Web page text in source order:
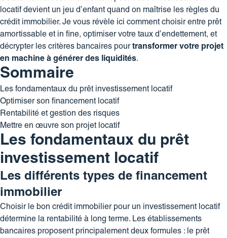
locatifdevient un jeu d’enfant quand on maîtrise les règles du
crédit immobilier. Je vous révèle ici comment choisir entre prêt
amortissable et in fine, optimiser votre taux d’endettement, et
décrypter les critères bancaires pourtransformer votre projet
en machine à générer des liquidités.
Sommaire
Les fondamentaux du prêt investissement locatif
Optimiser son financement locatif
Rentabilité et gestion des risques
Mettre en œuvre son projet locatif
Les fondamentaux du prêt
investissement locatif
Les différents types de financement
immobilier
Choisir le bon crédit immobilier pour un investissement locatif
détermine la rentabilité à long terme. Les établissements
bancaires proposent principalement deux formules : le prêt